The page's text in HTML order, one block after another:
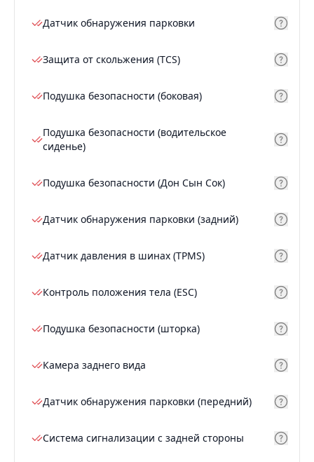
Датчик обнаружения парковки
Защита от скольжения (TCS)
Подушка безопасности (боковая)
Подушка безопасности (водительское
сиденье)
Подушка безопасности (Дон Сын Сок)
Датчик обнаружения парковки (задний)
Датчик давления в шинах (TPMS)
Контроль положения тела (ESC)
Подушка безопасности (шторка)
Камера заднего вида
Датчик обнаружения парковки (передний)
Система сигнализации с задней стороны